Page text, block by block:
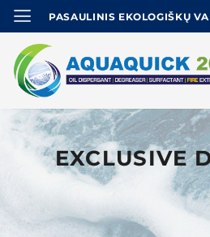
Pereiti
prie
turinio
PASAULINIS EKOLOGIŠKŲ
EXCLUSIVE